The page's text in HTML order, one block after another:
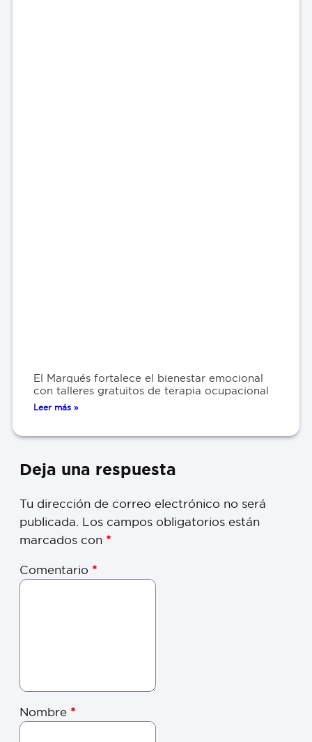
El Marqués fortalece el bienestar emocional
con talleres gratuitos de terapia ocupacional
Leer más »
Deja una respuesta
Tu dirección de correo electrónico no será
publicada. Los campos obligatorios están
marcados con *
Comentario *
Nombre *